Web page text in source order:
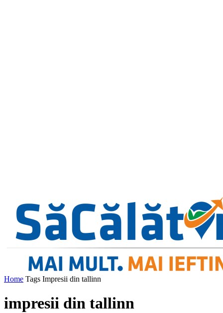
Home Tags Impresii din tallinn
impresii din tallinn